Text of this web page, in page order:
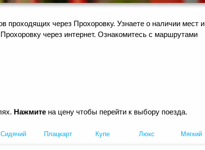
проходящих через Прохоровку. Узнаете о наличии мест и
через интернет. Ознакомитесь с маршрутами
Нажмите на цену чтобы перейти к выбору поезда.
Сидячий Плацкарт Купе Люкс Мягкий